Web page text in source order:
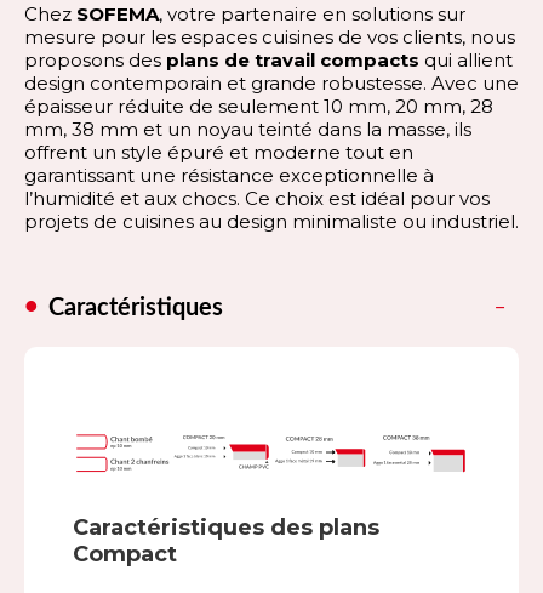
Chez SOFEMA, votre partenaire en solutions sur
mesure pour les espaces cuisines de vos clients, nous
proposons des plans de travail compacts qui allient
design contemporain et grande robustesse. Avec une
épaisseur réduite de seulement 10 mm, 20 mm, 28
mm, 38 mm et un noyau teinté dans la masse, ils
offrent un style épuré et moderne tout en
garantissant une résistance exceptionnelle à
l’humidité et aux chocs. Ce choix est idéal pour vos
projets de cuisines au design minimaliste ou industriel.
Caractéristiques
Caractéristiques des plans
Compact